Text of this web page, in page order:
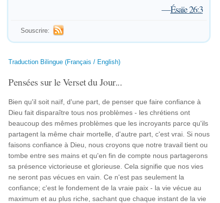
—Ésaïe 26:3
Souscrire:
Traduction Bilingue (Français / English)
Pensées sur le Verset du Jour...
Bien qu'il soit naïf, d'une part, de penser que faire confiance à
Dieu fait disparaître tous nos problèmes - les chrétiens ont
beaucoup des mêmes problèmes que les incroyants parce qu'ils
partagent la même chair mortelle, d'autre part, c'est vrai. Si nous
faisons confiance à Dieu, nous croyons que notre travail tient ou
tombe entre ses mains et qu'en fin de compte nous partagerons
sa présence victorieuse et glorieuse. Cela signifie que nos vies
ne seront pas vécues en vain. Ce n'est pas seulement la
confiance; c'est le fondement de la vraie paix - la vie vécue au
maximum et au plus riche, sachant que chaque instant de la vie